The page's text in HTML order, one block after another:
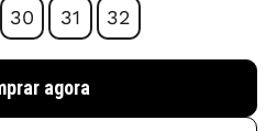
30 31 32
agora